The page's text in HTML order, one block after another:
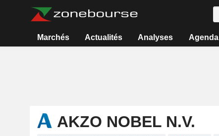
Marchés Actualités Analyses Agenda
AKZO NOBEL N.V.